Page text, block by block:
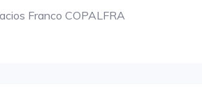
Franco COPALFRA